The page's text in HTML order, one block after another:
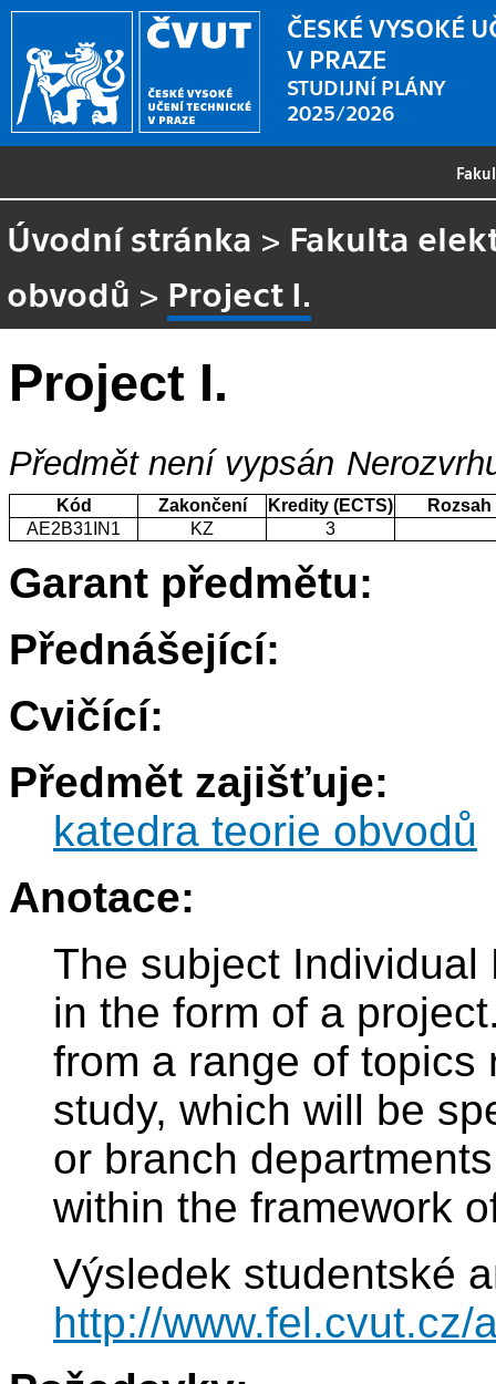
ČESKÉ VYSOKÉ
V PRAZE
STUDIJNÍ PLÁNY
2025/2026
Úvodní stránka > Fakulta
obvodů > Project I.
Project I.
Předmět není vypsán
Kód Zakončení Kredity (ECTS)
Rozsah
AE2B31IN1
KZ 3
Garant předmětu:
Přednášející:
Cvičící:
Předmět zajišťuje:
katedra teorie obvodů
Anotace:
The subject
in the form of a
from a range of topics
study, which will be
or branch
within the framework
Výsledek studentské
http://www.fel.cvut.cz/